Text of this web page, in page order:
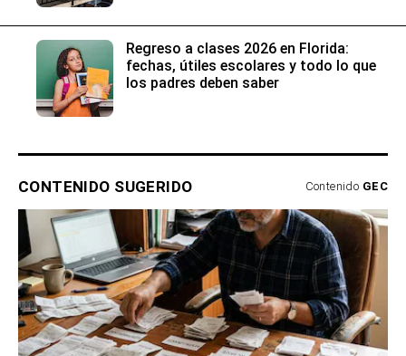
Regreso a clases 2026 en Florida:
fechas, útiles escolares y todo lo que
los padres deben saber
CONTENIDO SUGERIDO Contenido GEC